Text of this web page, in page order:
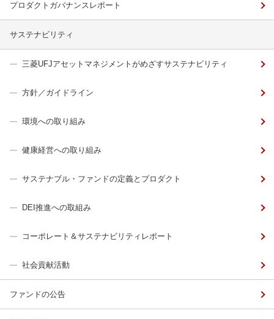
プロダクトガバナンスレポート
サステナビリティ
三菱UFJアセットマネジメントがめざすサステナビリティ
方針／ガイドライン
環境への取り組み
健康経営への取り組み
サステナブル・ファンドの定義とプロダクト
DEI推進への取組み
コーポレート＆サステナビリティレポート
社会貢献活動
ファンドの公告